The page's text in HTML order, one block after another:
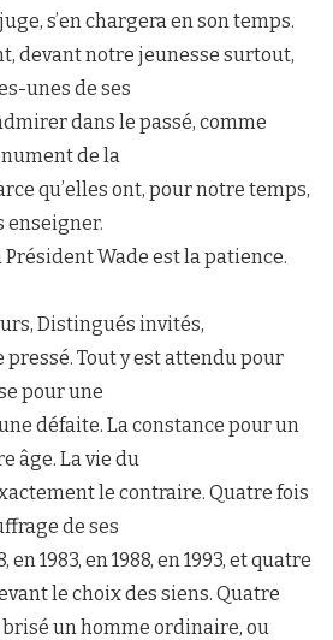
s’en chargera en son temps.
devant notre jeunesse surtout,
unes de ses
dans le passé, comme
de la
qu’elles ont, pour notre temps,
enseigner.
Wade est la patience.
Distingués invités,
pressé. Tout y est attendu pour
pour une
défaite. La constance pour un
âge. La vie du
le contraire. Quatre fois
de ses
1983, en 1988, en 1993, et quatre
le choix des siens. Quatre
un homme ordinaire, ou